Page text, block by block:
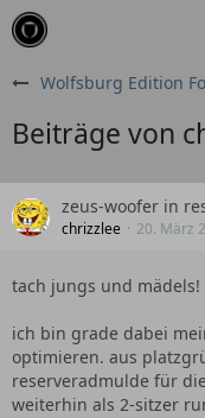
Wolfsburg Edition
Beiträge von
zeus-woofer in
chrizzlee 20. März
tach jungs und mädels!
ich bin grade dabei
optimieren. aus
reserveradmulde für
weiterhin als 2-sitzer